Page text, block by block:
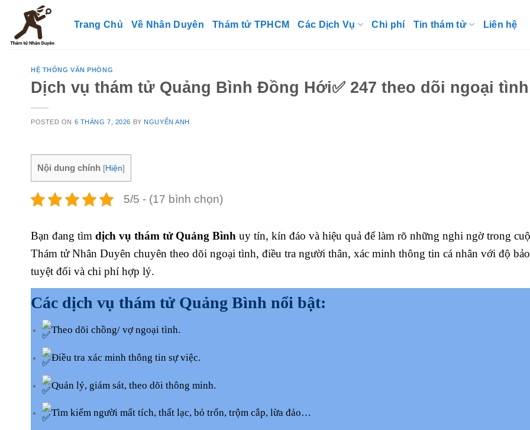
content
Trang Chủ Về Nhân Duyên Thám tử TPHCM Các Dịch Vụ Chi phí Tin thám tử Liên hệ
HỆ THỐNG VĂN PHÒNG
Dịch vụ thám tử Quảng Bình Đồng Hới✅ 247 theo dõi ngoại tình
POSTED ON 6 THÁNG 7, 2026 BY NGUYỄN ANH
Nội dung chính [Hiện]
5/5 - (17 bình chọn)
Bạn đang tìm dịch vụ thám tử Quảng Bình uy tín, kín đáo và hiệu quả để làm rõ những nghi ngờ trong
Thám tử Nhân Duyên chuyên theo dõi ngoại tình, điều tra người thân, xác minh thông tin cá nhân với độ
tuyệt đối và chi phí hợp lý.
Các dịch vụ thám tử Quảng Bình nổi bật:
Theo dõi chồng/ vợ ngoại tình.
Điều tra xác minh thông tin sự việc.
Quản lý, giám sát, theo dõi thông minh.
Tìm kiếm người mất tích, thất lạc, bỏ trốn, trộm cắp, lừa đảo…